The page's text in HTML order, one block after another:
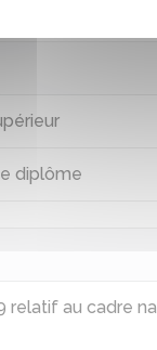
diplôme
relatif au cadre